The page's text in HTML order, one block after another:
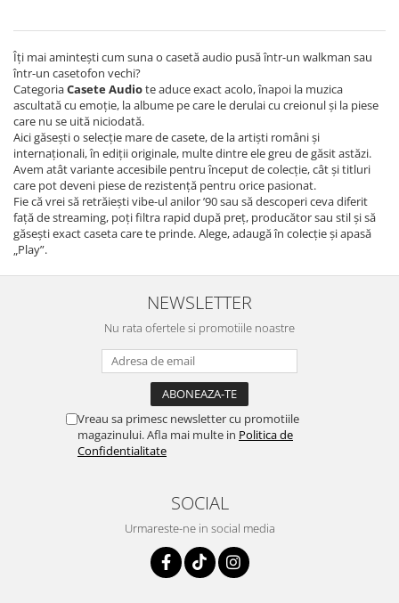
Îți mai amintești cum suna o casetă audio pusă într-un walkman sau
într-un casetofon vechi?
CategoriaCasete Audiote aduce exact acolo, înapoi la muzica
ascultată cu emoție, la albume pe care le derulai cu creionul și la piese
care nu se uită niciodată.
Aici găsești o selecție mare de casete, de la artiști români și
internaționali, în ediții originale, multe dintre ele greu de găsit astăzi.
Avem atât variante accesibile pentru început de colecție, cât și titluri
care pot deveni piese de rezistență pentru orice pasionat.
Fie că vrei să retrăiești vibe-ul anilor ’90 sau să descoperi ceva diferit
față de streaming, poți filtra rapid după preț, producător sau stil și să
găsești exact caseta care te prinde. Alege, adaugă în colecție și apasă
„Play”.
NEWSLETTER
Nu rata ofertele si promotiile noastre
Vreau sa primesc newsletter cu promotiile
magazinului. Afla mai multe in Politica de
Confidentialitate
SOCIAL
Urmareste-ne in social media